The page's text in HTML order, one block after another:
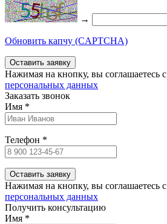
→
Обновить капчу (CAPTCHA)
Нажимая на кнопку, вы соглашаетесь c
персональных данных
Заказать звонок
Имя *
Телефон *
Нажимая на кнопку, вы соглашаетесь c
персональных данных
Получить консультацию
Имя *